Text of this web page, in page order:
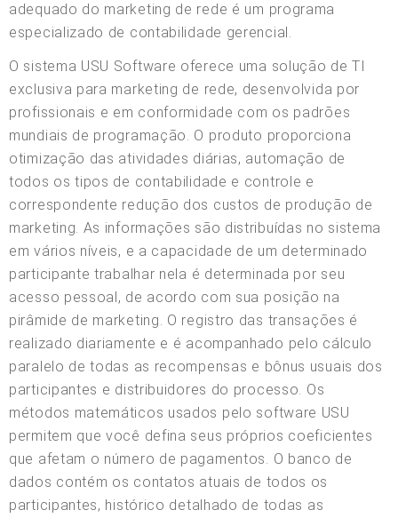
adequado do marketing de rede é um programa
especializado de contabilidade gerencial.
O sistema USU Software oferece uma solução de TI
exclusiva para marketing de rede, desenvolvida por
profissionais e em conformidade com os padrões
mundiais de programação. O produto proporciona
otimização das atividades diárias, automação de
todos os tipos de contabilidade e controle e
correspondente redução dos custos de produção de
marketing. As informações são distribuídas no sistema
em vários níveis, e a capacidade de um determinado
participante trabalhar nela é determinada por seu
acesso pessoal, de acordo com sua posição na
pirâmide de marketing. O registro das transações é
realizado diariamente e é acompanhado pelo cálculo
paralelo de todas as recompensas e bônus usuais dos
participantes e distribuidores do processo. Os
métodos matemáticos usados pelo software USU
permitem que você defina seus próprios coeficientes
que afetam o número de pagamentos. O banco de
dados contém os contatos atuais de todos os
participantes, histórico detalhado de todas as